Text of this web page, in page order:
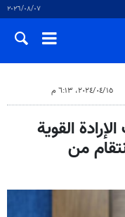
٠٧‏/٠٨‏/٢٠٢٦
١٥‏/٠٤‏/٢٠٢٤، ٦:١٣ م
القوية
من